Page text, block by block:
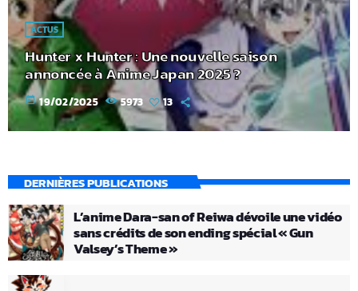
ACTUS
Hunter x Hunter : Une nouvelle saison
annoncée à Anime Japan 2025 ?
today 19/02/2025 5973 13
DERNIÈRES PUBLICATIONS
L’anime Dara-san of Reiwa dévoile une vidéo
sans crédits de son ending spécial « Gun
Valsey’s Theme »